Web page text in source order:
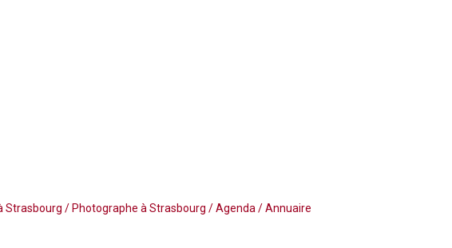
/ Photographe à Strasbourg / Agenda / Annuaire